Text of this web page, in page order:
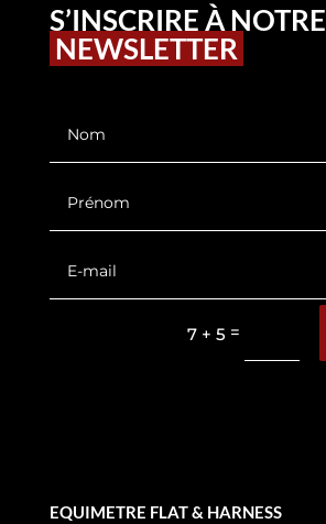
S’INSCRIRE À NOTRE
NEWSLETTER
7 + 5 =
EQUIMETRE FLAT & HARNESS